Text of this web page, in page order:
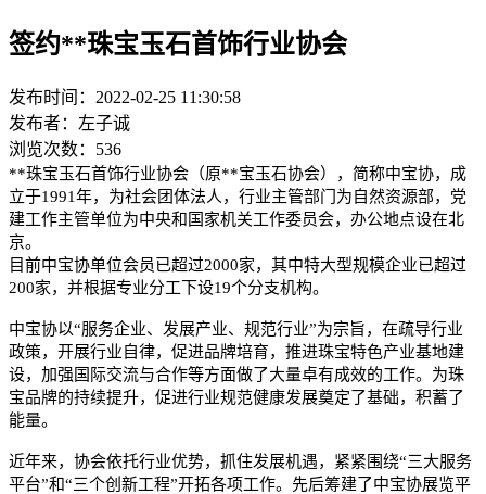
签约**珠宝玉石首饰行业协会
发布时间：2022-02-25 11:30:58
发布者：左子诚
浏览次数：536
**珠宝玉石首饰行业协会（原**宝玉石协会），简称中宝协，成
立于1991年，为社会团体法人，行业主管部门为自然资源部，党
建工作主管单位为中央和国家机关工作委员会，办公地点设在北
京。
目前中宝协单位会员已超过2000家，其中特大型规模企业已超过
200家，并根据专业分工下设19个分支机构。
中宝协以“服务企业、发展产业、规范行业”为宗旨，在疏导行业
政策，开展行业自律，促进品牌培育，推进珠宝特色产业基地建
设，加强国际交流与合作等方面做了大量卓有成效的工作。为珠
宝品牌的持续提升，促进行业规范健康发展奠定了基础，积蓄了
能量。
近年来，协会依托行业优势，抓住发展机遇，紧紧围绕“三大服务
平台”和“三个创新工程”开拓各项工作。先后筹建了中宝协展览平